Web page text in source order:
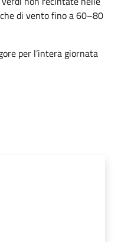
di vento fino a 60–80
per l’intera giornata